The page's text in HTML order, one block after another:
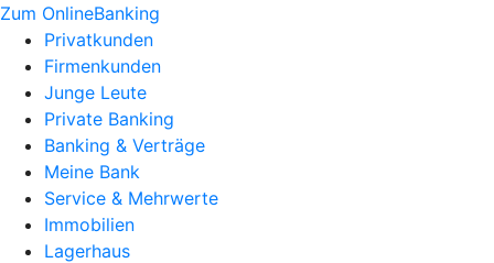
Zum OnlineBanking
Privatkunden
Firmenkunden
Junge Leute
Private Banking
Banking & Verträge
Meine Bank
Service & Mehrwerte
Immobilien
Lagerhaus